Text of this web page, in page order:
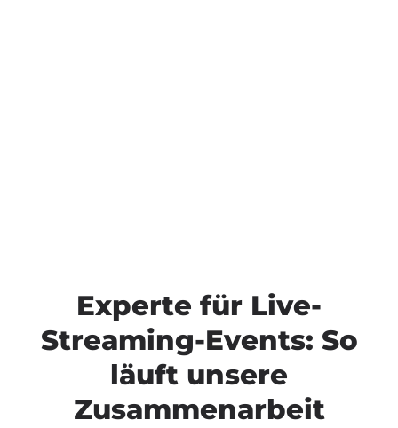
Experte für Live-
Streaming-Events: So
läuft unsere
Zusammenarbeit